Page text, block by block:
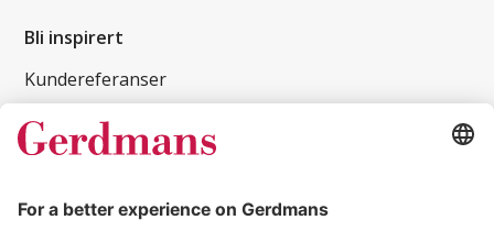
Bli inspirert
Kundereferanser
Magasin
Tips og guider
Kontakt